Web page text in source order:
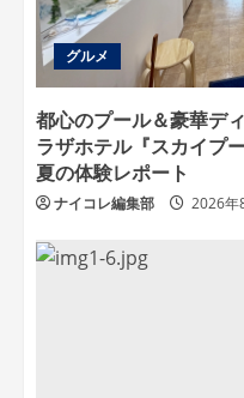
グルメ
都心のプール＆豪華デ
ラザホテル『スカイプ
夏の体験レポート
ナイコレ編集部 2026年